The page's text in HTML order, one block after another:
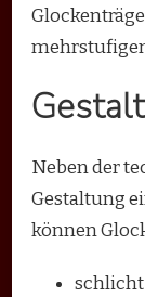
Neben der
Gestaltung
können